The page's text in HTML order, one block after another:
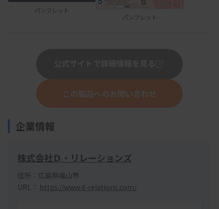
パンフレット
パンフレット
この製品へのお問い合わせ
企業情報
株式会社Ｄ・リレーションズ
住所：広島県福山市
URL： https://www.d-relations.com/